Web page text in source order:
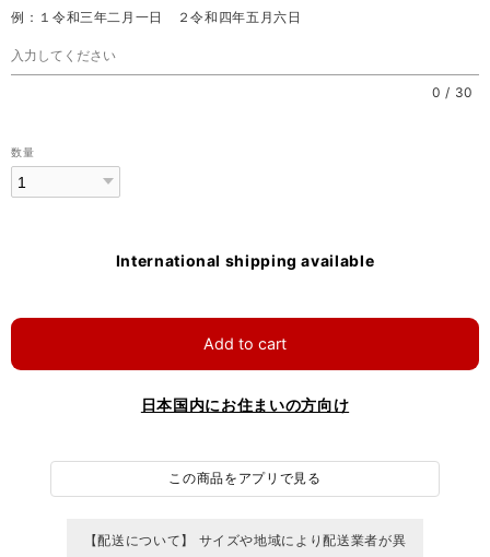
例：１令和三年二月一日 ２令和四年五月六日
0 / 30
数量
International shipping available
Add to cart
日本国内にお住まいの方向け
この商品をアプリで見る
【配送について】 サイズや地域により配送業者が異